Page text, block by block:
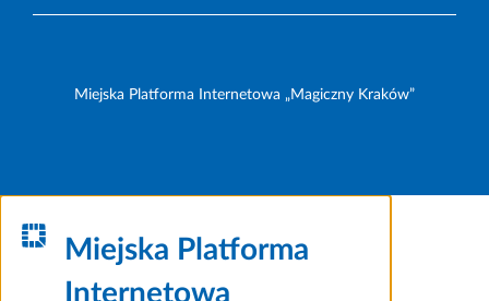
Miejska Platforma Internetowa „Magiczny Kraków”
Miejska Platforma
Internetowa